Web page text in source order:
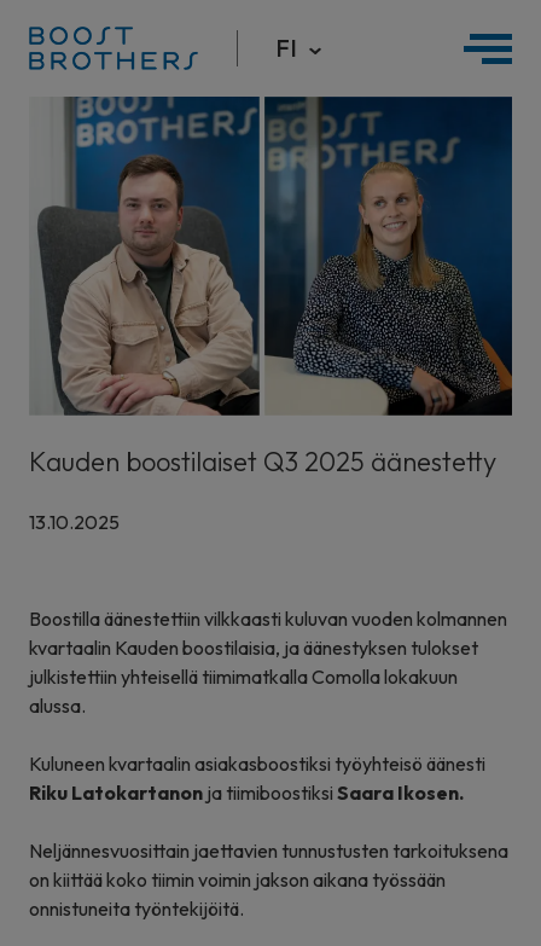
FI
Kauden boostilaiset Q3 2025 äänestetty
13.10.2025
Boostilla äänestettiin vilkkaasti kuluvan vuoden kolmannen
kvartaalin Kauden boostilaisia, ja äänestyksen tulokset
julkistettiin yhteisellä tiimimatkalla Comolla lokakuun
alussa.
Kuluneen kvartaalin asiakasboostiksi työyhteisö äänesti
Riku Latokartanon ja tiimiboostiksi Saara Ikosen.
Neljännesvuosittain jaettavien tunnustusten tarkoituksena
on kiittää koko tiimin voimin jakson aikana työssään
onnistuneita työntekijöitä.